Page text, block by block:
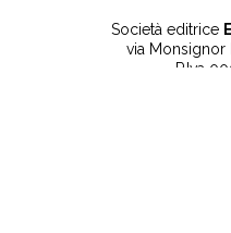
Società editrice
via Monsignor
P.Iva